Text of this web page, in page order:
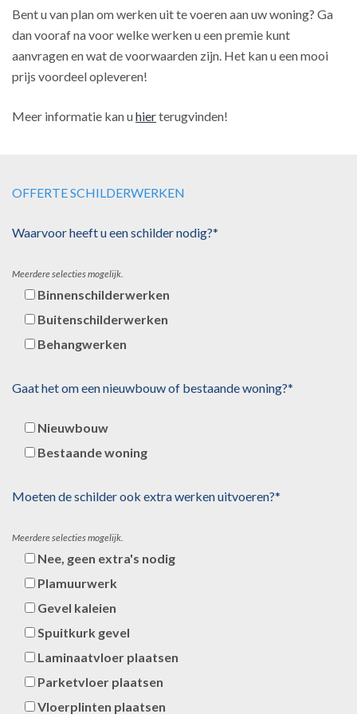
Bent u van plan om werken uit te voeren aan uw woning? Ga
dan vooraf na voor welke werken u een premie kunt
aanvragen en wat de voorwaarden zijn. Het kan u een mooi
prijs voordeel opleveren!
Meer informatie kan uhierterugvinden!
OFFERTE SCHILDERWERKEN
Waarvoor heeft u een schilder nodig?*
Meerdere selecties mogelijk.
Binnenschilderwerken
Buitenschilderwerken
Behangwerken
Gaat het om een nieuwbouw of bestaande woning?*
Nieuwbouw
Bestaande woning
Moeten de schilder ook extra werken uitvoeren?*
Meerdere selecties mogelijk.
Nee, geen extra's nodig
Plamuurwerk
Gevel kaleien
Spuitkurk gevel
Laminaatvloer plaatsen
Parketvloer plaatsen
Vloerplinten plaatsen